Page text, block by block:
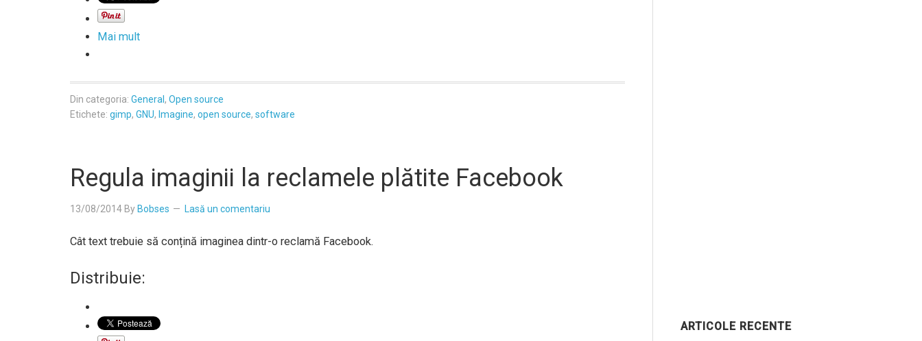
Mai mult
Din categoria: General , Open source
Etichete: gimp, GNU, Imagine, open source, software
Regula imaginii la reclamele plătite Facebook
13/08/2014 By Bobses Lasă un comentariu
Cât text trebuie să conțină imaginea dintr-o reclamă Facebook.
Distribuie:
ARTICOLE RECENTE